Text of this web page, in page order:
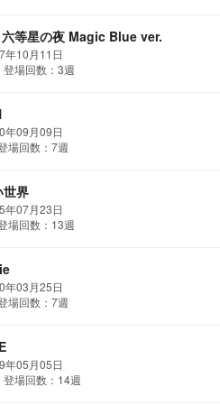
等星の夜 Magic Blue ver.
年10月11日
場回数：3週
年09月09日
場回数：7週
世界
年07月23日
場回数：13週
年03月25日
場回数：7週
年05月05日
場回数：14週